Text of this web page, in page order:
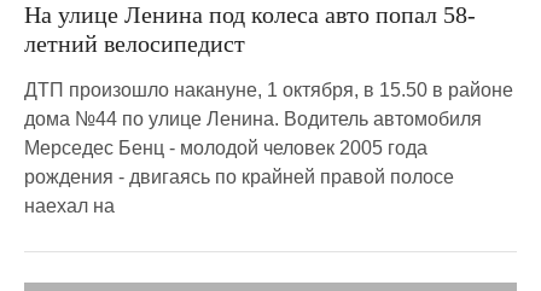
На улице Ленина под колеса авто попал 58-
летний велосипедист
ДТП произошло накануне, 1 октября, в 15.50 в районе
дома №44 по улице Ленина. Водитель автомобиля
Мерседес Бенц - молодой человек 2005 года
рождения - двигаясь по крайней правой полосе
наехал на